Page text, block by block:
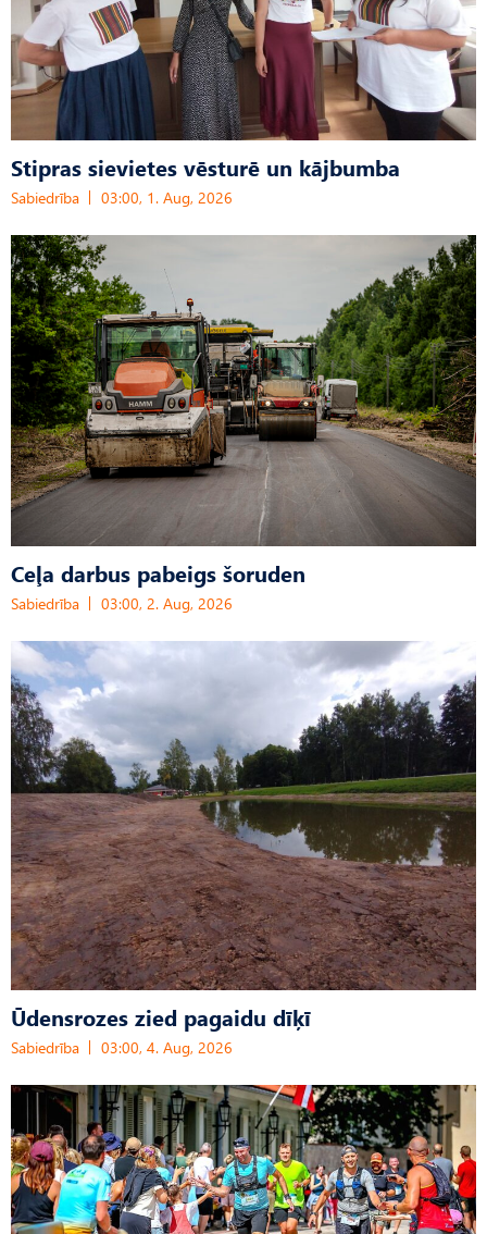
Stipras sievietes vēsturē un kājbumba
Sabiedrība 03:00, 1. Aug, 2026
Ceļa darbus pabeigs šoruden
Sabiedrība 03:00, 2. Aug, 2026
Ūdensrozes zied pagaidu dīķī
Sabiedrība 03:00, 4. Aug, 2026